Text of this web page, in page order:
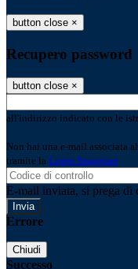
button close ×
Recupero password
button close ×
all'indirizzo indicato con le
Non hai una e-mail associata
tramite la Login Spaggiari
E-mail inviata, si prega di
Errore
Chiudi
Successo